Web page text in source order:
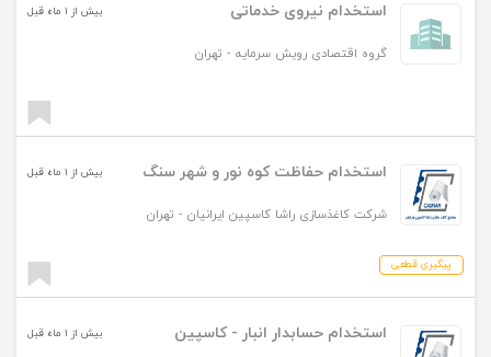
استخدام نیروی خدماتی
گروه اقتصادی رویش سرمایه - تهران
بیش از ۱ ماه قبل
استخدام حفاظت کوه نور و شهر سنگ
شرکت کاغذسازی راشا کاسپین ایرانیان - تهران
بیش از ۱ ماه قبل
پیگیری قطعی
استخدام حسابدار انبار - کاسپین بیش از ۱ ماه قبل